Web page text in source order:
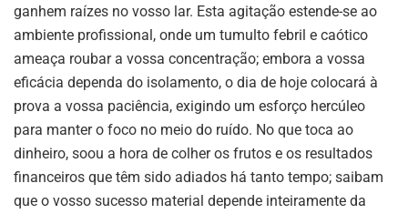
ganhem raízes no vosso lar. Esta agitação estende-se ao
ambiente profissional, onde um tumulto febril e caótico
ameaça roubar a vossa concentração; embora a vossa
eficácia dependa do isolamento, o dia de hoje colocará à
prova a vossa paciência, exigindo um esforço hercúleo
para manter o foco no meio do ruído. No que toca ao
dinheiro, soou a hora de colher os frutos e os resultados
financeiros que têm sido adiados há tanto tempo; saibam
que o vosso sucesso material depende inteiramente da